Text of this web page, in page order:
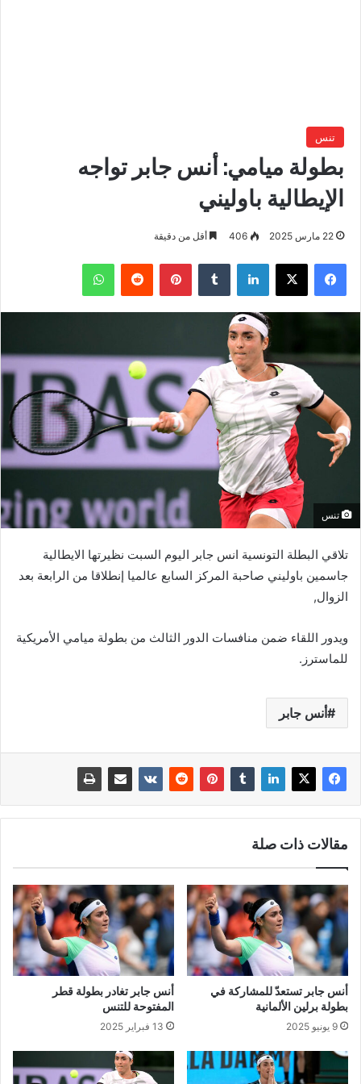
تنس
بطولة ميامي: أنس جابر تواجه
الإيطالية باوليني
22 مارس 2025 406 أقل من دقيقة
فيسبوك ‫X لينكدإن بينتيريست واتساب
تنس
تلاقي البطلة التونسية انس جابر اليوم السبت نظيرتها الايطالية
جاسمين باوليني صاحبة المركز السابع عالميا إنطلاقا من الرابعة بعد
الزوال,
ويدور اللقاء ضمن منافسات الدور الثالث من بطولة ميامي الأمريكية
للماسترز.
أنس جابر
مقالات ذات صلة
أنس جابر تستعدّ للمشاركة في
بطولة برلين الألمانية
9 يونيو 2025
أنس جابر تغادر بطولة قطر
المفتوحة للتنس
13 فبراير 2025